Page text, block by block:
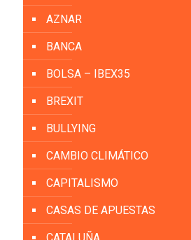
AZNAR
BANCA
BOLSA – IBEX35
BREXIT
BULLYING
CAMBIO CLIMÁTICO
CAPITALISMO
CASAS DE APUESTAS